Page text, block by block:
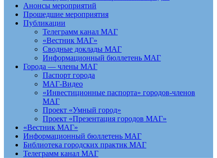
Анонсы мероприятий
Прошедшие мероприятия
Публикации
Телеграмм канал МАГ
«Вестник МАГ»
Сводные доклады МАГ
Информационный бюллетень МАГ
Города — члены МАГ
Паспорт города
МАГ-Видео
«Инвестиционные паспорта» городов-членов
МАГ
Проект «Умный город»
Проект «Презентация городов МАГ»
«Вестник МАГ»
Информационный бюллетень МАГ
Библиотека городских практик МАГ
Телеграмм канал МАГ